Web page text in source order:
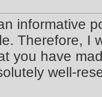
informative
Therefore, I
you have
well-